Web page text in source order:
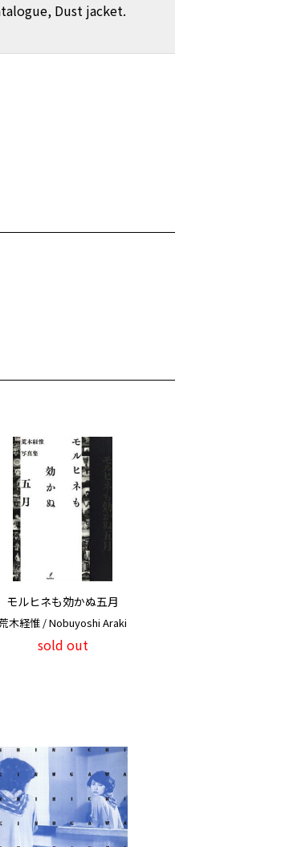
Dust jacket.
モルヒネも効かぬ五月
木経惟 / Nobuyoshi Araki
sold out